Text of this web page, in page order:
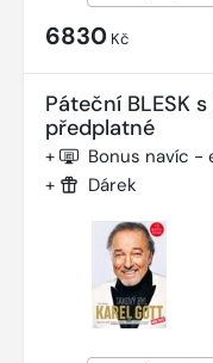
6830 Kč
Páteční BLESK
předplatné
+ Bonus navíc -
+ Dárek